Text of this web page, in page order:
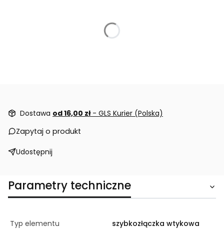
Dostawa od 16,00 zł - GLS Kurier (Polska)
Zapytaj o produkt
Udostępnij
Parametry techniczne
Typ elementu
szybkozłączka wtykowa